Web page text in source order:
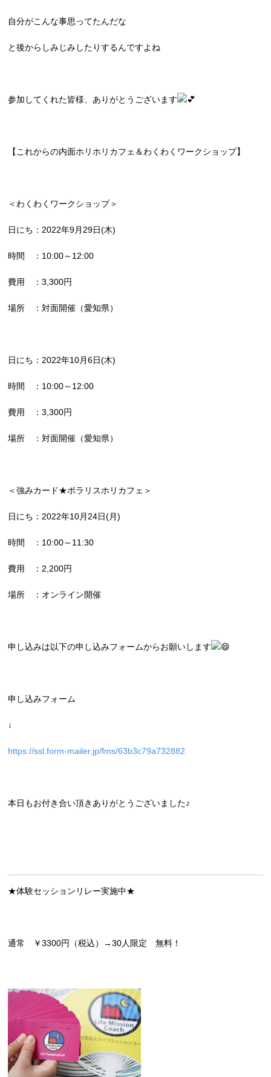
自分がこんな事思ってたんだな
と後からしみじみしたりするんですよね
参加してくれた皆様、ありがとうございます
【これからの内面ホリホリカフェ＆わくわくワークショップ】
＜わくわくワークショップ＞
日にち：2022年9月29日(木)
時間 ：10:00～12:00
費用 ：3,300円
場所 ：対面開催（愛知県）
日にち：2022年10月6日(木)
時間 ：10:00～12:00
費用 ：3,300円
場所 ：対面開催（愛知県）
＜強みカード★ポラリスホリカフェ＞
日にち：2022年10月24日(月)
時間 ：10:00～11:30
費用 ：2,200円
場所 ：オンライン開催
申し込みは以下の申し込みフォームからお願いします
申し込みフォーム
↓
https://ssl.form-mailer.jp/fms/63b3c79a732882
本日もお付き合い頂きありがとうございました♪
★体験セッションリレー実施中★
通常 ￥3300円（税込）→30人限定 無料！